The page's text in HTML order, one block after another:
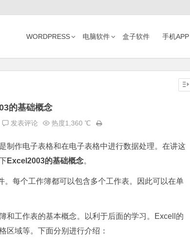
WORDPRESS 电脑软件 盒子软件 手机APP
的基础概念
发表评论 热度1,360 ℃
作电子表格和在电子表格中进行数据处理。在讲这
Excel2003的基础概念。
每个工作簿都可以包含多个工作表。因此可以在单
工作表的基本概念。以利于后面的学习。Excell的
区域等。下面分别进行介绍：